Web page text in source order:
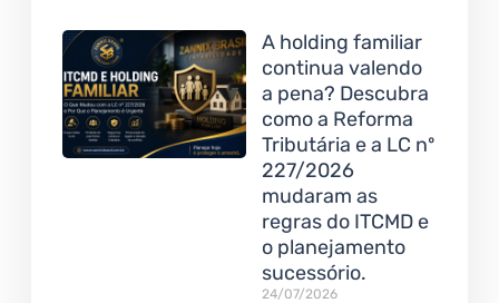
A holding familiar
continua valendo
a pena? Descubra
como a Reforma
Tributária e a LC nº
227/2026
mudaram as
regras do ITCMD e
o planejamento
sucessório.
24/07/2026